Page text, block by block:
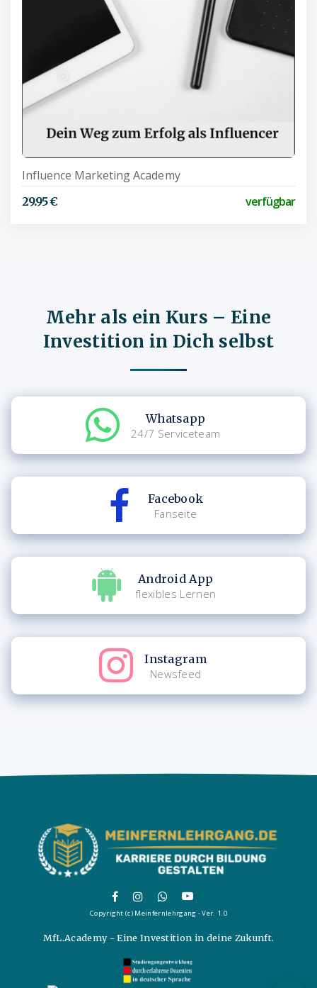
Influence Marketing Academy
29.95 € verfügbar
Mehr als ein Kurs – Eine
Investition in Dich selbst
Whatsapp
24/7 Serviceteam
Facebook
Fanseite
Android App
flexibles Lernen
Instagram
Newsfeed
Copyright (c) Meinfernlehrgang - Ver. 1.0
MfL.Academy - Eine Investition in deine Zukunft.